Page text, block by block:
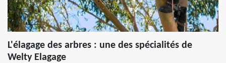
L'élagage des arbres : une des spécialités de
Welty Elagage